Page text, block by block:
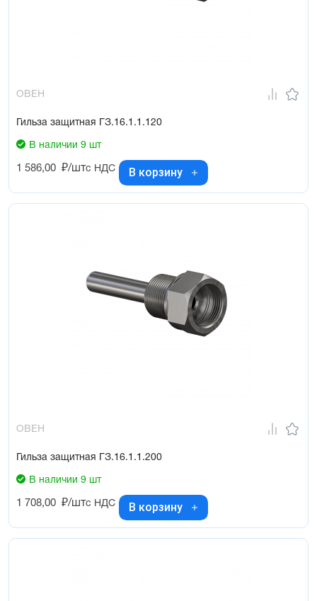
ОВЕН
Гильза защитная ГЗ.16.1.1.120
В наличии 9 шт
1 586,00 ₽/штс НДС В корзину
ОВЕН
Гильза защитная ГЗ.16.1.1.200
В наличии 9 шт
1 708,00 ₽/штс НДС В корзину